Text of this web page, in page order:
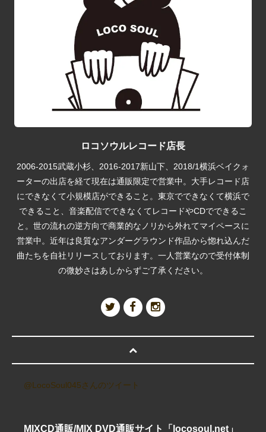
ロコソウルレコード店長
2006-2015武蔵小杉、2016-2017新山下、2018/1横浜ベイクォ
ーターの出店を経て現在は通販限定で営業中。大手レコード店
にできなくて小規模店ができること。東京でできなくて横浜で
できること、音楽配信でできなくてレコードやCDでできるこ
と。世の流れの逆方向で商業的なノリから外れてマイペースに
営業中。近年は良質なアンダーグラウンド作品から惚れ込んだ
曲たちを自社リリースしております。一人営業なので受付体制
の微妙さはあしからずご了承ください。
@LocoSoul045さんのツイート
MIXCD通販/MIX DVD通販サイト「locosoul.net」